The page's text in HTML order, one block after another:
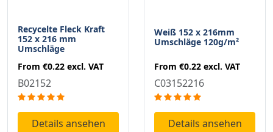
Recycelte Fleck Kraft
152 x 216 mm
Umschläge
From €0.22 excl. VAT
B02152
Details ansehen
Weiß 152 x 216mm
Umschläge 120g/m²
From €0.22 excl. VAT
C03152216
Details ansehen